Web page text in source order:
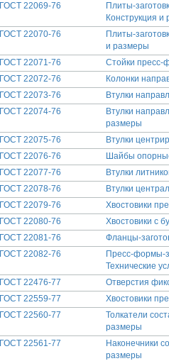
ГОСТ 22069-76
Плиты-
Конструкция и
ГОСТ 22070-76
Плиты-
и размеры
ГОСТ 22071-76
Стойки пресс-
ГОСТ 22072-76
Колонки
ГОСТ 22073-76
Втулки
ГОСТ 22074-76
Втулки
размеры
ГОСТ 22075-76
Втулки
ГОСТ 22076-76
Шайбы
ГОСТ 22077-76
Втулки
ГОСТ 22078-76
Втулки
ГОСТ 22079-76
Хвостовики
ГОСТ 22080-76
Хвостовики с
ГОСТ 22081-76
Фланцы-
ГОСТ 22082-76
Пресс-формы-
Технические
ГОСТ 22476-77
Отверстия
ГОСТ 22559-77
Хвостовики
ГОСТ 22560-77
Толкатели
размеры
ГОСТ 22561-77
Наконечники
размеры